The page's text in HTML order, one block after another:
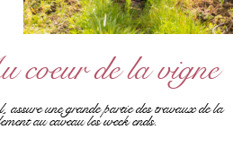
de la vigne
une grande partie des travaux de la
au caveau les week ends.